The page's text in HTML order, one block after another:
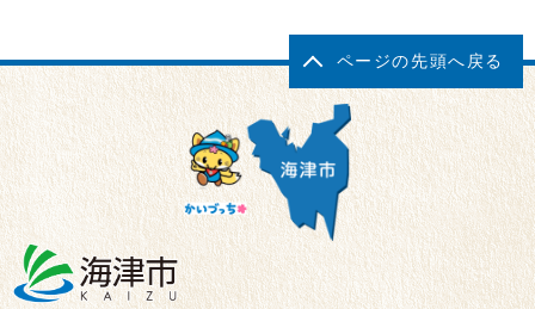
ページの先頭へ戻る